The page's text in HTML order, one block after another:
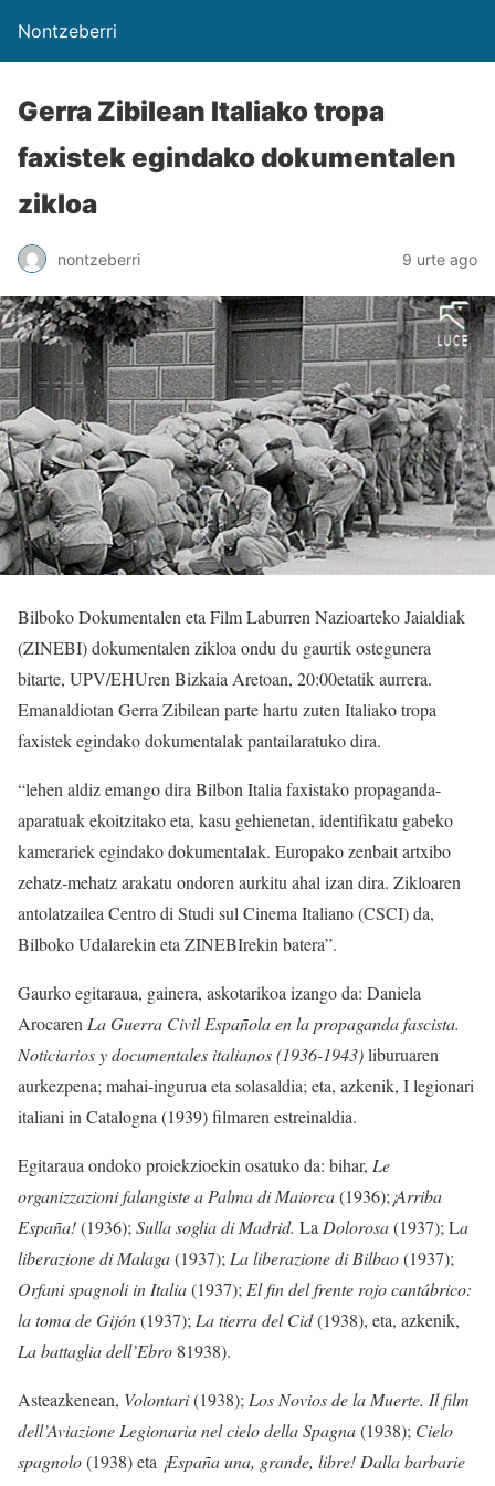
Nontzeberri
Gerra Zibilean Italiako tropa
faxistek egindako dokumentalen
zikloa
nontzeberri 9 urte ago
Bilboko Dokumentalen eta Film Laburren Nazioarteko Jaialdiak
(ZINEBI) dokumentalen zikloa ondu du gaurtik ostegunera
bitarte, UPV/EHUren Bizkaia Aretoan, 20:00etatik aurrera.
Emanaldiotan Gerra Zibilean parte hartu zuten Italiako tropa
faxistek egindako dokumentalak pantailaratuko dira.
“lehen aldiz emango dira Bilbon Italia faxistako propaganda-
aparatuak ekoitzitako eta, kasu gehienetan, identifikatu gabeko
kamerariek egindako dokumentalak. Europako zenbait artxibo
zehatz-mehatz arakatu ondoren aurkitu ahal izan dira. Zikloaren
antolatzailea Centro di Studi sul Cinema Italiano (CSCI) da,
Bilboko Udalarekin eta ZINEBIrekin batera”.
Gaurko egitaraua, gainera, askotarikoa izango da: Daniela
ArocarenLa Guerra Civil Española en la propaganda fascista.
Noticiarios y documentales italianos (1936-1943)liburuaren
aurkezpena; mahai-ingurua eta solasaldia; eta, azkenik, I legionari
italiani in Catalogna (1939) filmaren estreinaldia.
Egitaraua ondoko proiekzioekin osatuko da: bihar, Le
organizzazioni falangiste a Palma di Maiorca(1936);¡Arriba
España!(1936);Sullasoglia di Madrid. LaDolorosa(1937); La
liberazione di Malaga(1937);La liberazione di Bilbao(1937);
Orfani spagnoli in Italia(1937);El fin del frente rojo cantábrico:
la toma de Gijón(1937);La tierra del Cid(1938), eta, azkenik,
La battaglia dell’Ebro 81938).
Asteazkenean, Volontari(1938);Los Novios de la Muerte. Il film
dell’Aviazione Legionaria nel cielo della Spagna(1938); Cielo
spagnolo(1938) eta ¡España una, grande, libre! Dalla barbarie